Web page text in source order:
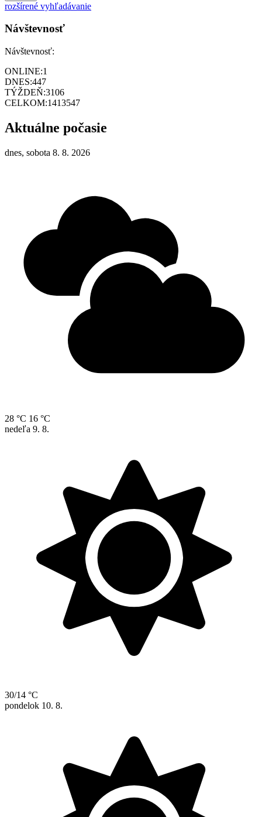
rozšírené vyhľadávanie
Návštevnosť
Návštevnosť:
ONLINE:1
DNES:447
TÝŽDEŇ:3106
CELKOM:1413547
Aktuálne počasie
dnes, sobota 8. 8. 2026
28 °C 16 °C
nedeľa 9. 8.
30/14 °C
pondelok 10. 8.